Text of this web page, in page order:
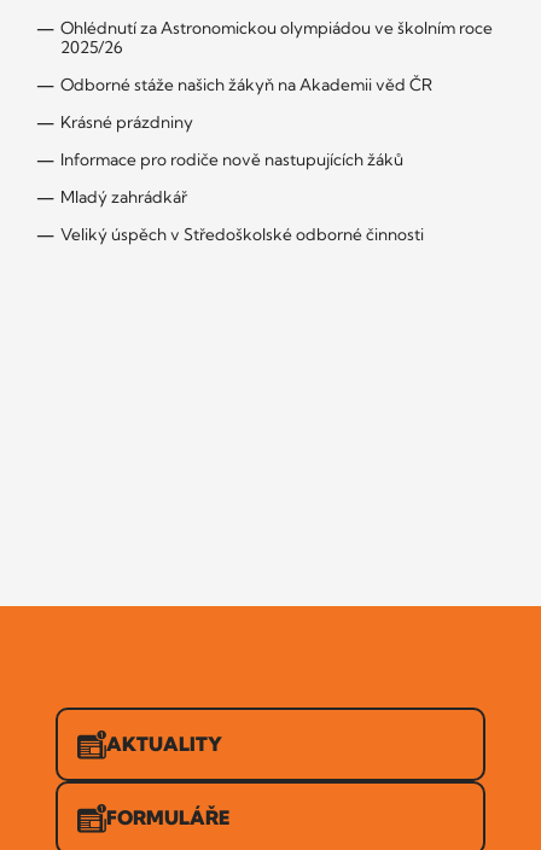
Ohlédnutí za Astronomickou olympiádou ve školním roce
2025/26
Odborné stáže našich žákyň na Akademii věd ČR
Krásné prázdniny
Informace pro rodiče nově nastupujících žáků
Mladý zahrádkář
Veliký úspěch v Středoškolské odborné činnosti
AKTUALITY
FORMULÁŘE